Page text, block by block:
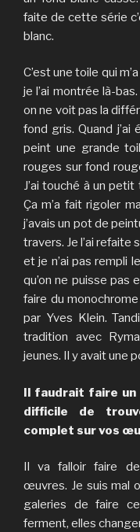
faite de cette série
blanc.
C’est une toile qui
je l’ai montrée là-
on ne voit pas la
fond gris. Quand j’ai
peint une grande
rouges sur fond
J’ai touché à un
Ça m’a fait rigoler
j’avais un pot de
travers. Je l’ai refaite
et je n’ai pas rempli
qu’on ne puisse pas
faire du
par Yves Klein.
tradition avec
jeunes. Il y avait une
Il faudrait faire un
difficile de
complet sur vos
Il va falloir faire
œuvres. Je suis mal
galeries de faire
ferment, elles